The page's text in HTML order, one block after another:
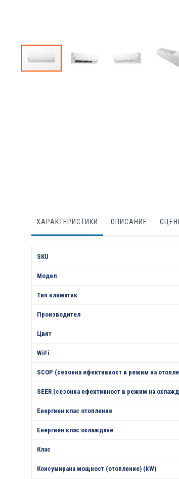
ХАРАКТЕРИСТИКИ ОПИСАНИЕ
SKU
Модел
Тип климатик
Производител
Цвят
WiFi
SCOP (сезонна ефективност в режим на
SEER (сезонна ефективност в режим на
Енергиен клас отопление
Енергиен клас охлаждане
Клас
Консумирана мощност (отопление) (kW)